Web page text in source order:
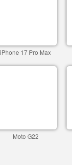
iPhone 17 Pro Max
Moto G22